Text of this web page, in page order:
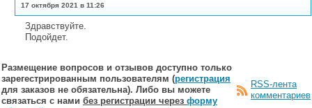
17 октября 2021 в 11:26
Здравствуйте.
Подойдет.
Размещение вопросов и отзывов доступно только
зарегестрированным пользователям (регистрация
для заказов не обязательна). Либо вы можете
связаться с нами без регистрации через форму
RSS-лента
комментариев